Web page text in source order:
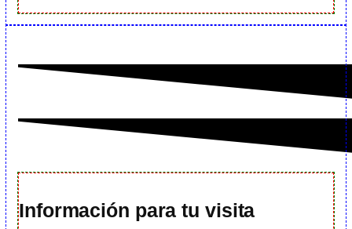
Información para tu visita